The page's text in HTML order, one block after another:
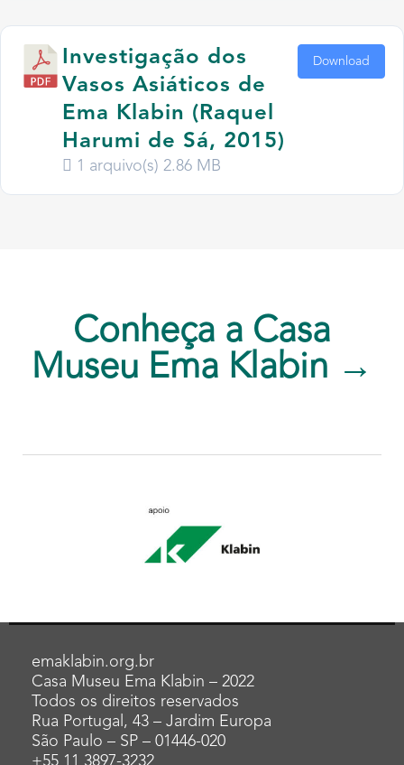
Investigação dos
Vasos Asiáticos de
Ema Klabin (Raquel
Harumi de Sá, 2015)
1 arquivo(s) 2.86 MB
Download
Conheça a Casa
Museu Ema Klabin →
emaklabin.org.br
Casa Museu Ema Klabin – 2022
Todos os direitos reservados
Rua Portugal, 43 – Jardim Europa
São Paulo – SP – 01446-020
+55 11 3897-3232